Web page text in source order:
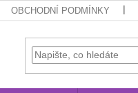
OBCHODNÍ PODMÍNKY